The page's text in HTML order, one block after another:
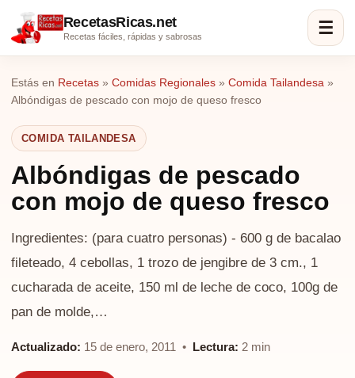
RecetasRicas.net
Recetas fáciles, rápidas y sabrosas ☰
Estás en Recetas » Comidas Regionales » Comida Tailandesa »
Albóndigas de pescado con mojo de queso fresco
COMIDA TAILANDESA
Albóndigas de pescado
con mojo de queso fresco
Ingredientes: (para cuatro personas) - 600 g de bacalao
fileteado, 4 cebollas, 1 trozo de jengibre de 3 cm., 1
cucharada de aceite, 150 ml de leche de coco, 100g de
pan de molde,…
Actualizado: 15 de enero, 2011 • Lectura: 2 min